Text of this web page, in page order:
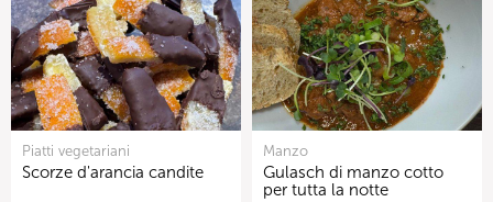
Piatti vegetariani
Scorze d'arancia candite
Manzo
Gulasch di manzo cotto
per tutta la notte